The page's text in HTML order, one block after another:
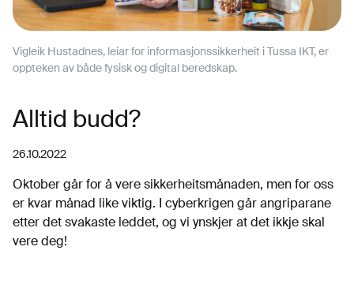
Vigleik Hustadnes, leiar for informasjonssikkerheit i Tussa IKT, er
oppteken av både fysisk og digital beredskap.
Alltid budd?
26.10.2022
Oktober går for å vere sikkerheitsmånaden, men for oss
er kvar månad like viktig. I cyberkrigen går angriparane
etter det svakaste leddet, og vi ynskjer at det ikkje skal
vere deg!